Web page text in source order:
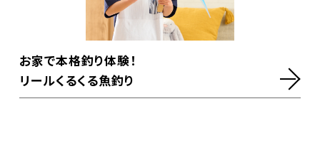
お家で本格釣り体験！
リールくるくる魚釣り